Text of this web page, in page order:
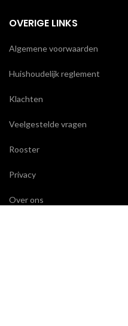
OVERIGE LINKS
Algemene voorwaarden
Huishoudelijk reglement
Klachten
Veelgestelde vragen
Rooster
Privacy
Over ons